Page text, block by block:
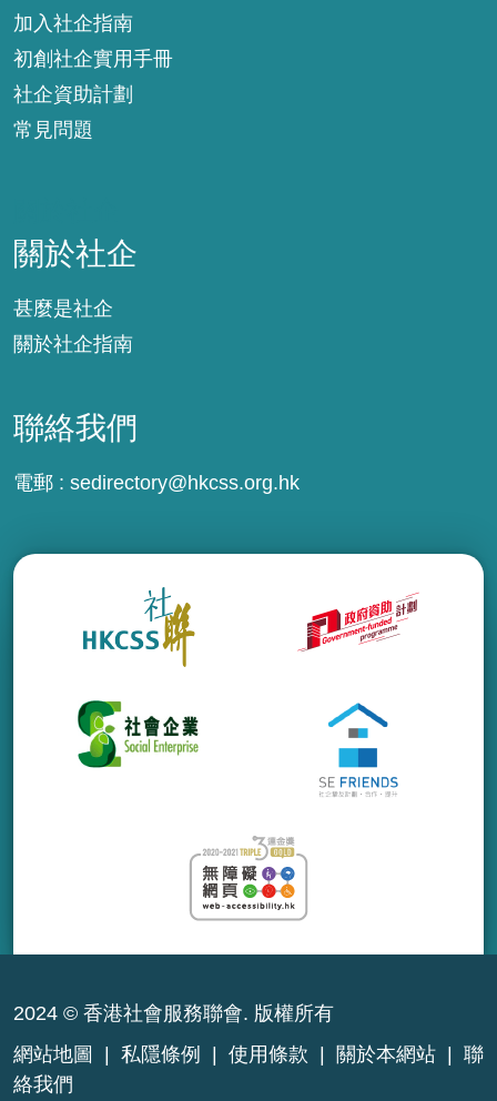
加入社企指南
初創社企實用手冊
社企資助計劃
常見問題
關於社企
甚麼是社企
關於社企指南
聯絡我們
電郵 : sedirectory@hkcss.org.hk
2024 © 香港社會服務聯會. 版權所有
網站地圖
私隱條例 使用條款 關於本網站
聯
絡我們